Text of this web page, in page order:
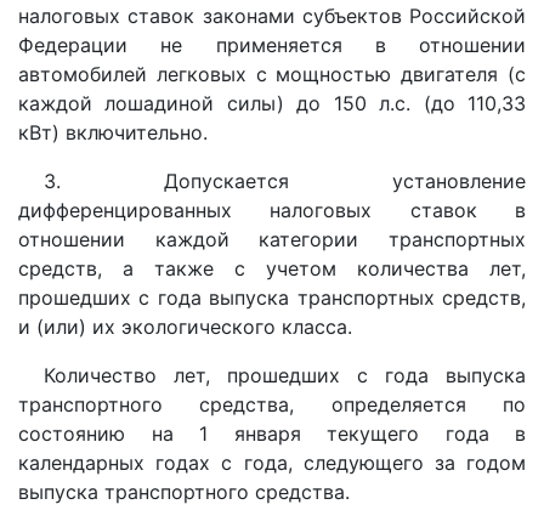
налоговых ставок законами субъектов Российской
Федерации не применяется в отношении
автомобилей легковых с мощностью двигателя (с
каждой лошадиной силы) до 150 л.с. (до 110,33
кВт) включительно.
3. Допускается установление
дифференцированных налоговых ставок в
отношении каждой категории транспортных
средств, а также с учетом количества лет,
прошедших с года выпуска транспортных средств,
и (или) их экологического класса.
Количество лет, прошедших с года выпуска
транспортного средства, определяется по
состоянию на 1 января текущего года в
календарных годах с года, следующего за годом
выпуска транспортного средства.